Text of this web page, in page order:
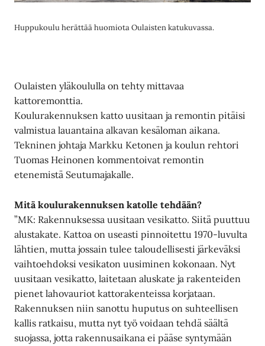
Huppukoulu herättää huomiota Oulaisten katukuvassa.
Oulaisten yläkoululla on tehty mittavaa
kattoremonttia.
Koulurakennuksen katto uusitaan ja remontin pitäisi
valmistua lauantaina alkavan kesäloman aikana.
Tekninen johtaja Markku Ketonen ja koulun rehtori
Tuomas Heinonen kommentoivat remontin
etenemistä Seutumajakalle.
Mitä koulurakennuksen katolle tehdään?
”MK: Rakennuksessa uusitaan vesikatto. Siitä puuttuu
alustakate. Kattoa on useasti pinnoitettu 1970-luvulta
lähtien, mutta jossain tulee taloudellisesti järkeväksi
vaihtoehdoksi vesikaton uusiminen kokonaan. Nyt
uusitaan vesikatto, laitetaan aluskate ja rakenteiden
pienet lahovauriot kattorakenteissa korjataan.
Rakennuksen niin sanottu huputus on suhteellisen
kallis ratkaisu, mutta nyt työ voidaan tehdä säältä
suojassa, jotta rakennusaikana ei pääse syntymään